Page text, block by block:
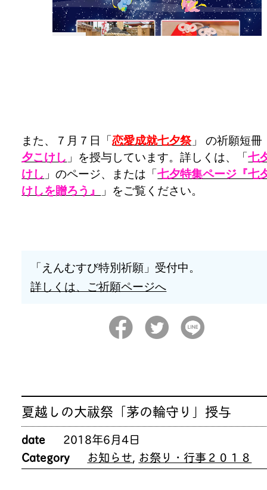
また、７月７日「恋愛成就七夕祭」 の祈願短冊
夕こけし 」を授与しています。詳しくは、「七
けし 」のページ、または「七夕特集ページ『七
けしを贈ろう』
」をご覧ください。
「えんむすび特別祈願」受付中。
詳しくは、ご祈願ページへ
夏越しの大祓祭「茅の輪守り」授与
date
2018年6月4日
Category
お知らせ, お祭り・行事２０１８